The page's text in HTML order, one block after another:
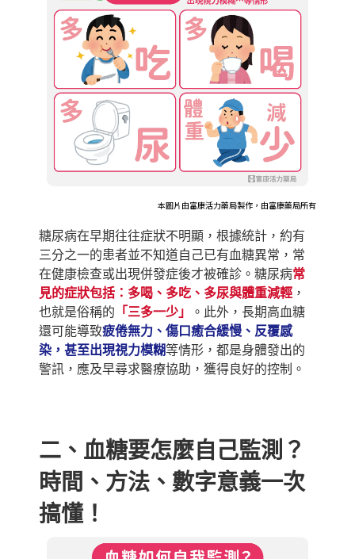
本圖片由富康活力藥局製作，由富康藥局所有
糖尿病在早期往往症狀不明顯，根據統計，約有
三分之一的患者並不知道自己已有血糖異常，常
在健康檢查或出現併發症後才被確診。糖尿病常
見的症狀包括：多喝、多吃、多尿與體重減輕，
也就是俗稱的 「三多一少」
。此外，長期高血糖
還可能導致疲倦無力、傷口癒合緩慢、反覆感
染，甚至出現視力模糊等情形，都是身體發出的
警訊，應及早尋求醫療協助，獲得良好的控制。
二、血糖要怎麼自己監測？
時間、方法、數字意義一次
搞懂！